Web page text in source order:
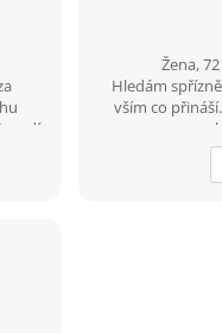
z
a
Žena,
Hledám
vším co